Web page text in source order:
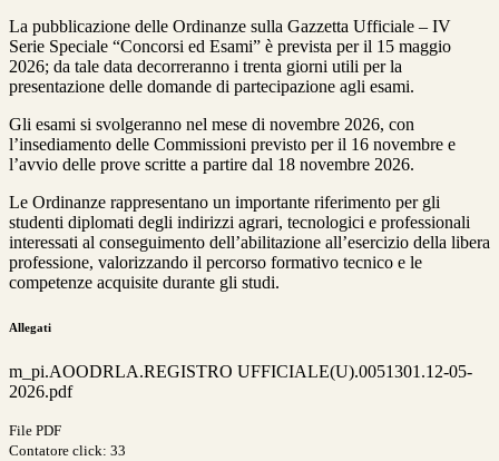
La pubblicazione delle Ordinanze sulla Gazzetta Ufficiale – IV
Serie Speciale “Concorsi ed Esami” è prevista per il 15 maggio
2026; da tale data decorreranno i trenta giorni utili per la
presentazione delle domande di partecipazione agli esami.
Gli esami si svolgeranno nel mese di novembre 2026, con
l’insediamento delle Commissioni previsto per il 16 novembre e
l’avvio delle prove scritte a partire dal 18 novembre 2026.
Le Ordinanze rappresentano un importante riferimento per gli
studenti diplomati degli indirizzi agrari, tecnologici e professionali
interessati al conseguimento dell’abilitazione all’esercizio della libera
professione, valorizzando il percorso formativo tecnico e le
competenze acquisite durante gli studi.
Allegati
m_pi.AOODRLA.REGISTRO UFFICIALE(U).0051301.12-05-
2026.pdf
File PDF
Contatore click: 33